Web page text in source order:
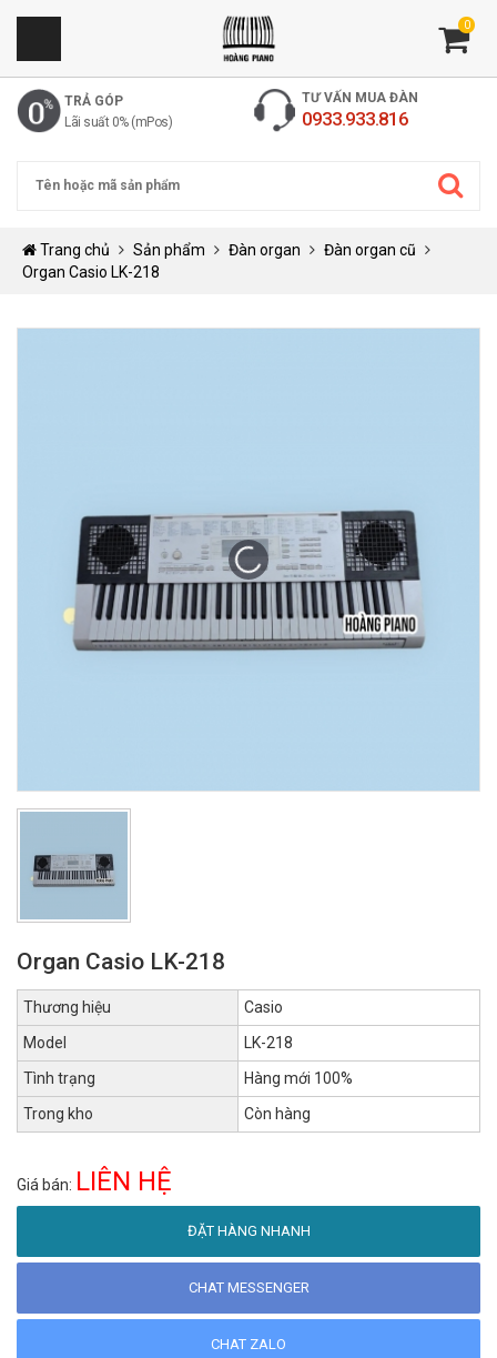
0
TRẢ GÓP
Lãi suất 0% (mPos)
TƯ VẤN MUA ĐÀN
0933.933.816
Trang chủ Sản phẩm Đàn organ
Đàn organ cũ
Organ Casio LK-218
Organ Casio LK-218
Thương hiệu
Casio
Model
LK-218
Tình trạng
Hàng mới 100%
Trong kho
Còn hàng
Giá bán: LIÊN HỆ
ĐẶT HÀNG NHANH
CHAT MESSENGER
CHAT ZALO